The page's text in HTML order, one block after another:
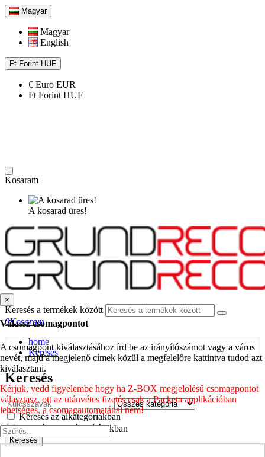
Magyar
Magyar
English
Ft Forint HUF
€ Euro EUR
Ft Forint HUF
Kosaram
A kosarad üres!
Keresés a termékek között
0Kosaram
home
Keresés
Keresés
Keresés az alkategóriákban
Keresés a termék leírásokban
Keresés
×
Válassz csomagpontot
A csomagpont kiválasztásához írd be az irányítószámot vagy a város
nevét, majd a megjelenő címek közül a megfelelőre kattintva tudod azt
kiválasztani.
Kérjük, vedd figyelembe hogy ha Z-BOX megjelölésű csomagpontot
választasz, ott az utánvétes fizetés csak a Packeta applikációban
lehetséges, a csomagautomatánál nem!